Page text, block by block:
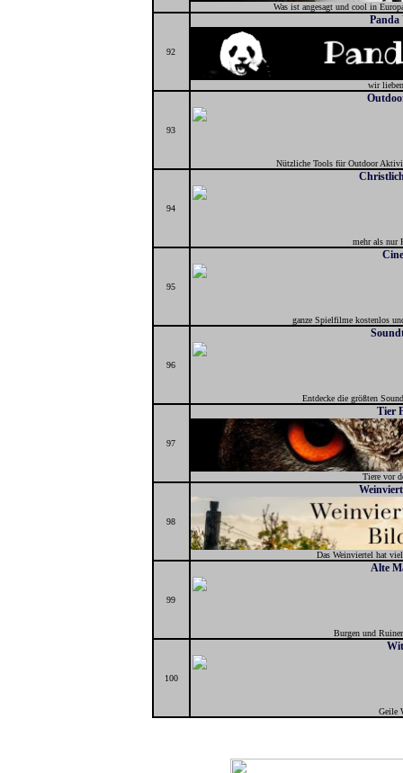
Was ist angesagt und cool in
92
Panda
wir
93
Nützliche Tools für Outdoor
94
mehr als nur
95
ganze Spielfilme kostenlos
96
Entdecke die größten
97
Tier
Tiere vor
98
Das Weinviertel hat
99
Alte
Burgen und
100
Geile